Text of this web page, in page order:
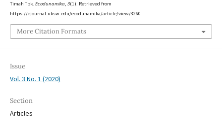
Timah Tbk. Ecodunamika, 3(1). Retrieved from
https://ejournal.uksw.edu/ecodunamika/article/view/3260
More Citation Formats
Issue
Vol. 3 No. 1 (2020)
Section
Articles